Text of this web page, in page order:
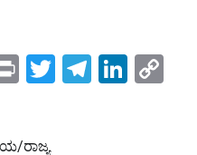
PrintTwitter
ರಾಜ್ಯ